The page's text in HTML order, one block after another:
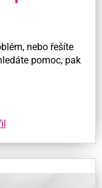
nebo řešíte
pomoc, pak